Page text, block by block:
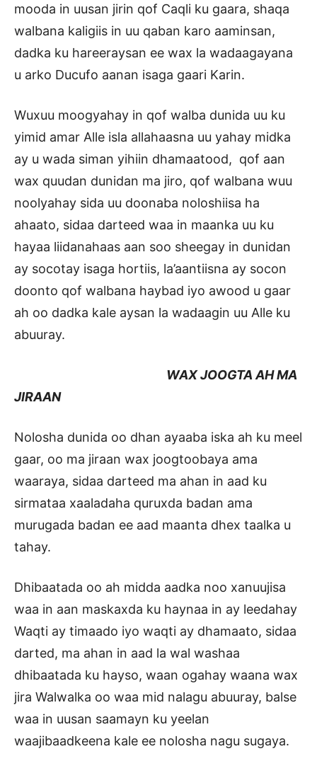
mooda in uusan jirin qof Caqli ku gaara, shaqa
walbana kaligiis in uu qaban karo aaminsan,
dadka ku hareeraysan ee wax la wadaagayana
u arko Ducufo aanan isaga gaari Karin.
Wuxuu moogyahay in qof walba dunida uu ku
yimid amar Alle isla allahaasna uu yahay midka
ay u wada siman yihiin dhamaatood, qof aan
wax quudan dunidan ma jiro, qof walbana wuu
noolyahay sida uu doonaba noloshiisa ha
ahaato, sidaa darteed waa in maanka uu ku
hayaa liidanahaas aan soo sheegay in dunidan
ay socotay isaga hortiis, la’aantiisna ay socon
doonto qof walbana haybad iyo awood u gaar
ah oo dadka kale aysan la wadaagin uu Alle ku
abuuray.
WAX JOOGTA AH MA
JIRAAN
Nolosha dunida oo dhan ayaaba iska ah ku meel
gaar, oo ma jiraan wax joogtoobaya ama
waaraya, sidaa darteed ma ahan in aad ku
sirmataa xaaladaha quruxda badan ama
murugada badan ee aad maanta dhex taalka u
tahay.
Dhibaatada oo ah midda aadka noo xanuujisa
waa in aan maskaxda ku haynaa in ay leedahay
Waqti ay timaado iyo waqti ay dhamaato, sidaa
darted, ma ahan in aad la wal washaa
dhibaatada ku hayso, waan ogahay waana wax
jira Walwalka oo waa mid nalagu abuuray, balse
waa in uusan saamayn ku yeelan
waajibaadkeena kale ee nolosha nagu sugaya.